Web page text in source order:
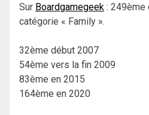
Sur Boardgamegeek : 249ème
catégorie « Family ».
32ème début 2007
54ème vers la fin 2009
83ème en 2015
164ème en 2020